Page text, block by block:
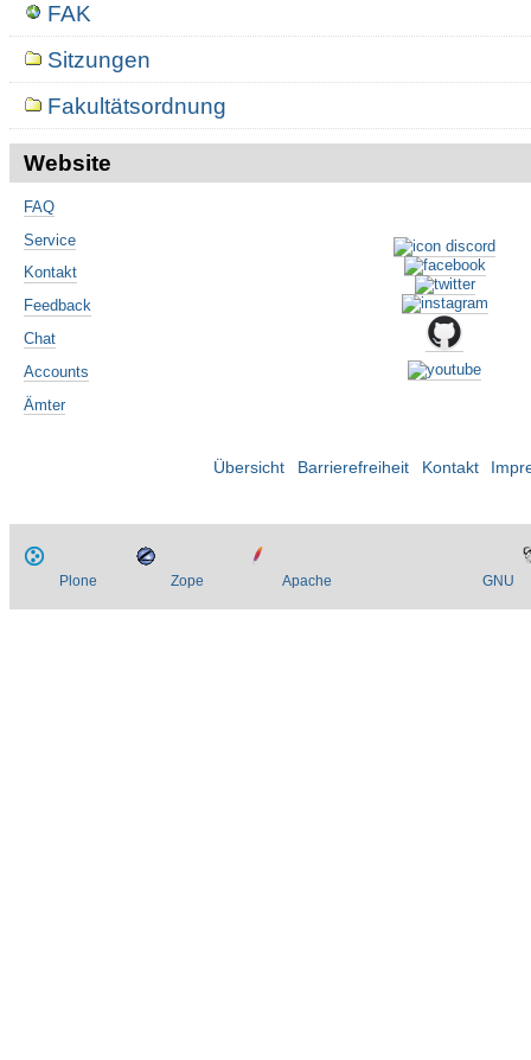
FAK
Sitzungen
Fakultätsordnung
Website
FAQ
Service
Kontakt
Feedback
Chat
Accounts
Ämter
Übersicht Barrierefreiheit Kontakt
Plone Zope Apache GNU